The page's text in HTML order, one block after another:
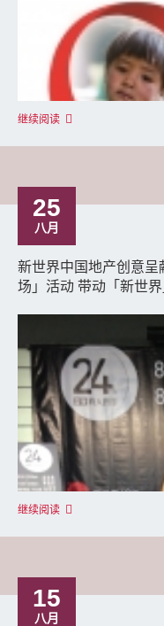
继续阅读
25
八月
新世界中国地产创意呈
场」活动 带动「新世
继续阅读
15
八月